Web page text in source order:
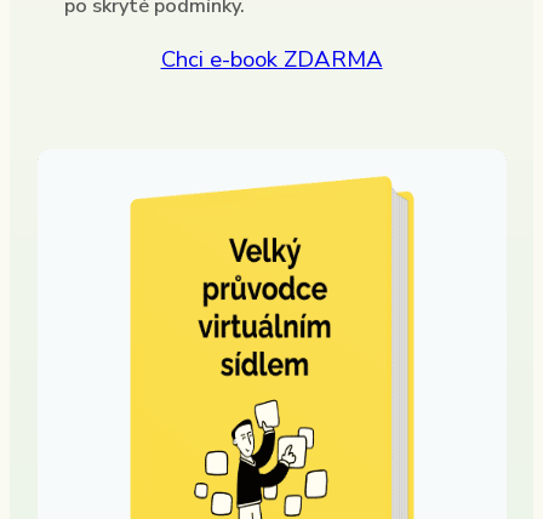
po skryté podmínky.
Chci e-book ZDARMA